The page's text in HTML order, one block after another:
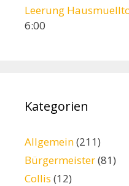
Leerung
6:00
Kategorien
Allgemein(211)
Bürgermeister(81)
Collis (12)